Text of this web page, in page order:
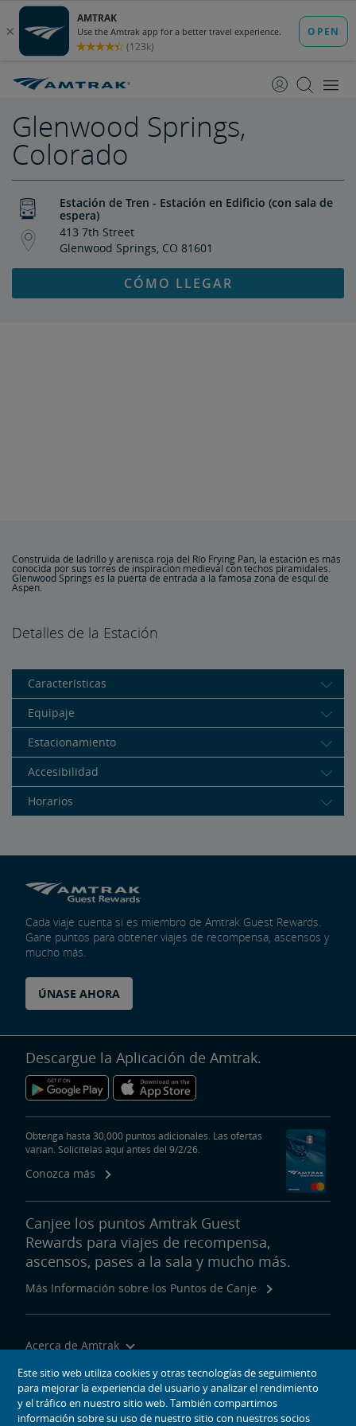
Contenido
Navegación
Glenwood Springs,
Colorado
Estación de Tren - Estación en Edificio (con sala de
espera)
413 7th Street
Glenwood Springs, CO 81601
CÓMO LLEGAR
Construida de ladrillo y arenisca roja del Río Frying Pan, la estación es más
conocida por sus torres de inspiración medieval con techos piramidales.
Glenwood Springs es la puerta de entrada a la famosa zona de esquí de
Aspen.
Detalles de la Estación
Características
Equipaje
Estacionamiento
Accesibilidad
Horarios
Cada viaje cuenta si es miembro de Amtrak Guest Rewards.
Gane puntos para obtener viajes de recompensa, ascensos y
mucho más.
ÚNASE AHORA
Descargue la Aplicación de Amtrak.
Obtenga hasta 30,000 puntos adicionales. Las ofertas
varían. Solicítelas aquí antes del 9/2/26.
Conozca más
Canjee los puntos Amtrak Guest
Rewards para viajes de recompensa,
ascensos, pases a la sala y mucho más.
Más Información sobre los Puntos de Canje
Acerca de Amtrak
Viajar con Nosotros
Herramientas del Sitio
Este sitio web utiliza cookies y otras tecnologías de seguimiento
para mejorar la experiencia del usuario y analizar el rendimiento
y el tráfico en nuestro sitio web. También compartimos
información sobre su uso de nuestro sitio con nuestros socios